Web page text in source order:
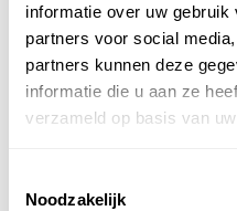
informatie over uw
partners voor social
partners kunnen deze
informatie die u aan ze
verzameld op basis van
Noodzakelijk
BEKIJK
Callinghe
Unieke